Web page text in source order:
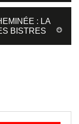
: LA
BISTRES